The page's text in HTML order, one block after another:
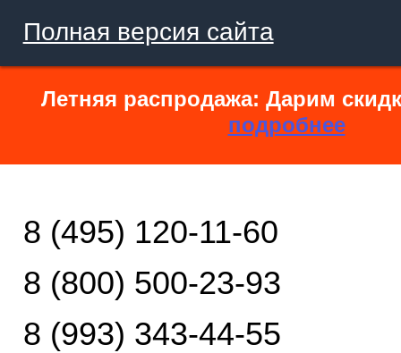
Полная версия сайта
Летняя распродажа: Дарим
подробнее
8 (495) 120-11-60
8 (800) 500-23-93
8 (993) 343-44-55